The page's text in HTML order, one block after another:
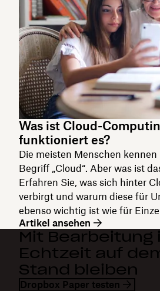
Was ist Cloud-
funktioniert es?
Die meisten Menschen
Begriff „Cloud“. Aber was ist
Erfahren Sie, was sich hinter
verbirgt und warum diese für
ebenso wichtig ist wie für
Artikel ansehen
Mit Bearbeitung
Echtzeit auf
Stand bleiben
Dropbox Paper testen